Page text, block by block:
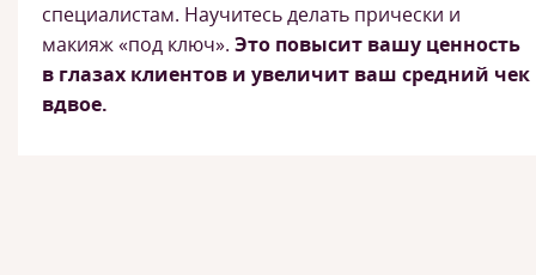
специалистам. Научитесь делать прически и
макияж «под ключ». Это повысит вашу ценность
в глазах клиентов и увеличит ваш средний чек
вдвое.